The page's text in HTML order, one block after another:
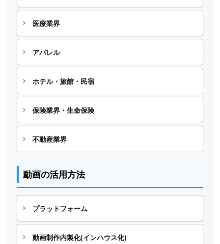
医療業界
アパレル
ホテル・旅館・民宿
保険業界・生命保険
不動産業界
動画の活用方法
プラットフォーム
動画制作内製化(インハウス化)